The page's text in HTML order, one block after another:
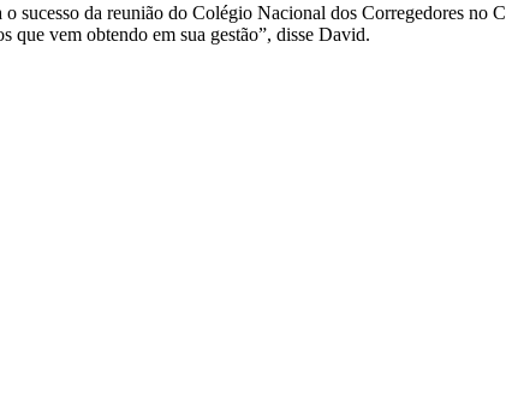
da reunião do Colégio Nacional dos Corregedores no
que vem obtendo em sua gestão”, disse David.